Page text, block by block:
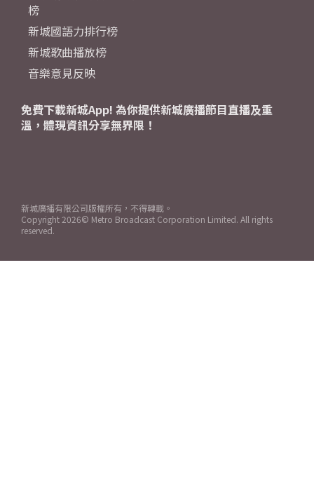
榜
新城國語力排行榜
新城歌曲播放榜
音樂意見反映
免費下載新城App! 為你提供新城廣播節目直播及重
溫，體現資訊分享無界限！
新城廣播有限公司版權所有，不得轉載。
Copyright 2026© Metro Broadcast Corporation Limited. All rights
reserved.